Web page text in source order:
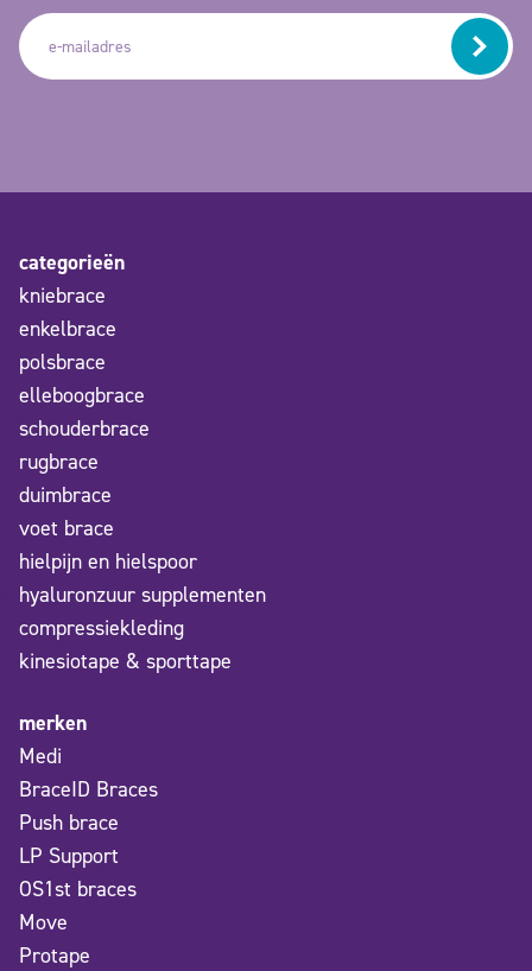
categorieën
kniebrace
enkelbrace
polsbrace
elleboogbrace
schouderbrace
rugbrace
duimbrace
voet brace
hielpijn en hielspoor
hyaluronzuur supplementen
compressiekleding
kinesiotape & sporttape
merken
Medi
BraceID Braces
Push brace
LP Support
OS1st braces
Move
Protape